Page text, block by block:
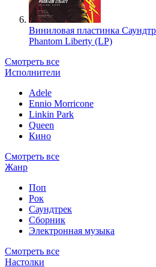
Виниловая пластинка
Phantom Liberty (LP)
Смотреть все
Исполнители
Adele
Ennio Morricone
Linkin Park
Queen
Кино
Смотреть все
Жанр
Поп
Рок
Саундтрек
Сборник
Электронная музыка
Смотреть все
Настолки